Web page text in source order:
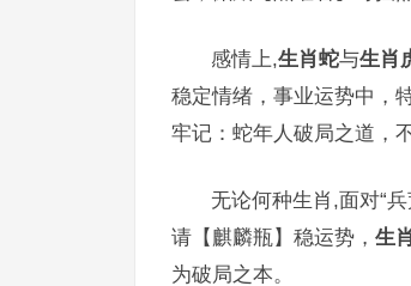
感情上,生肖蛇与生肖
稳定情绪，事业运势中，
牢记：蛇年人破局之道，
无论何种生肖,面对“
请【麒麟瓶】稳运势， 生
为破局之本。